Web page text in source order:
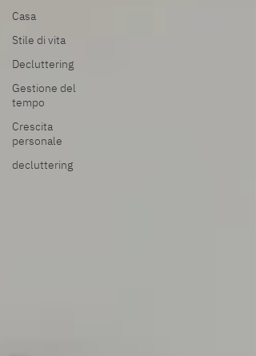
Casa
Stile di vita
Decluttering
Gestione del
tempo
Crescita
personale
decluttering